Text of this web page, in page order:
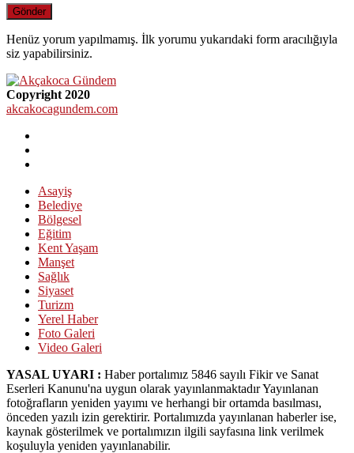
Henüz yorum yapılmamış. İlk yorumu yukarıdaki form aracılığıyla
siz yapabilirsiniz.
Copyright 2020
akcakocagundem.com
Asayiş
Belediye
Bölgesel
Eğitim
Kent Yaşam
Manşet
Sağlık
Siyaset
Turizm
Yerel Haber
Foto Galeri
Video Galeri
YASAL UYARI : Haber portalımız 5846 sayılı Fikir ve Sanat
Eserleri Kanunu'na uygun olarak yayınlanmaktadır Yayınlanan
fotoğrafların yeniden yayımı ve herhangi bir ortamda basılması,
önceden yazılı izin gerektirir. Portalımızda yayınlanan haberler ise,
kaynak gösterilmek ve portalımızın ilgili sayfasına link verilmek
koşuluyla yeniden yayınlanabilir.